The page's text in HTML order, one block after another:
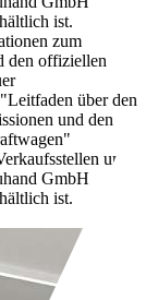
ist.
zum
den offiziellen
über den
und den
und
GmbH
ist.